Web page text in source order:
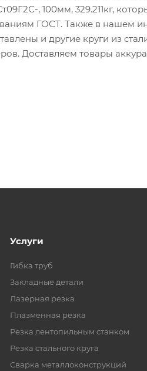
, 100мм, 329.211кг,
ГОСТ. Также в нашем
и другие круги из
Доставляем товары
Услуги
Гибка труб
Закладные детали
Лазерная резка
Плазменная резка
Резка лентопильным станком
Резка стального круга
Сварка металлоконструкций